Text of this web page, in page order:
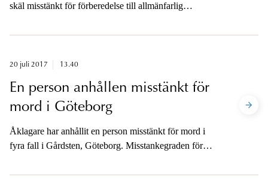
skäl misstänkt för förberedelse till allmänfarlig
20 juli 2017 13.40
En person anhållen misstänkt för
mord i Göteborg
Åklagare har anhållit en person misstänkt för mord i
fyra fall i Gårdsten, Göteborg. Misstankegraden för
misstankegraden.